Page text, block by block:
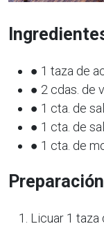
● 1 taza de
● 2 cdas. de
● 1 cta. de sal
● 1 cta. de
● 1 cta. de
Preparación
Licuar 1 taza